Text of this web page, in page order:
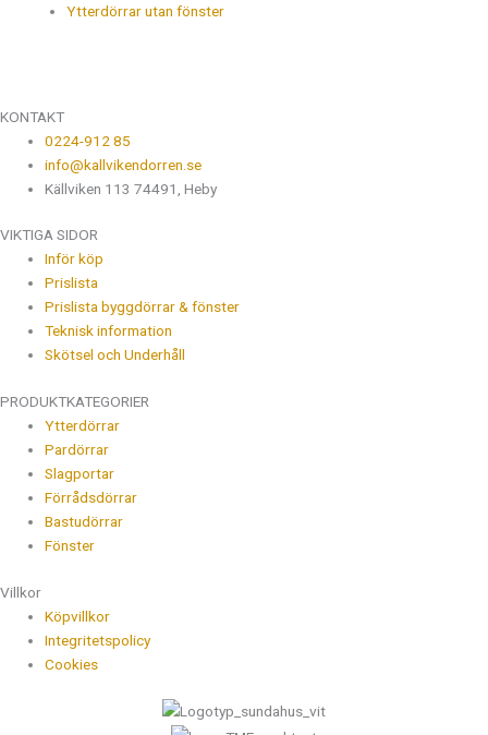
Ytterdörrar utan fönster
KONTAKT
0224-912 85
info@kallvikendorren.se
Källviken 113 74491, Heby
VIKTIGA SIDOR
Inför köp
Prislista
Prislista byggdörrar & fönster
Teknisk information
Skötsel och Underhåll
PRODUKTKATEGORIER
Ytterdörrar
Pardörrar
Slagportar
Förrådsdörrar
Bastudörrar
Fönster
Villkor
Köpvillkor
Integritetspolicy
Cookies